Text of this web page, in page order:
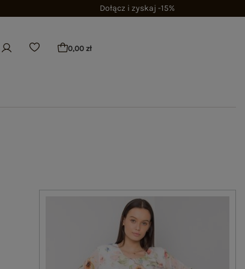
Dołącz i zyskaj -15%
0,00 zł